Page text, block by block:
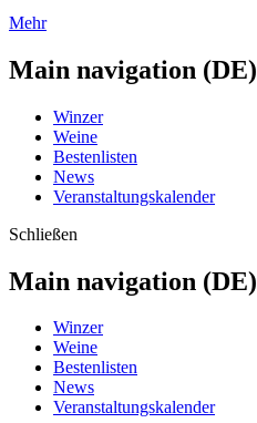
Mehr
Main navigation (DE)
Winzer
Weine
Bestenlisten
News
Veranstaltungskalender
Schließen
Main navigation (DE)
Winzer
Weine
Bestenlisten
News
Veranstaltungskalender